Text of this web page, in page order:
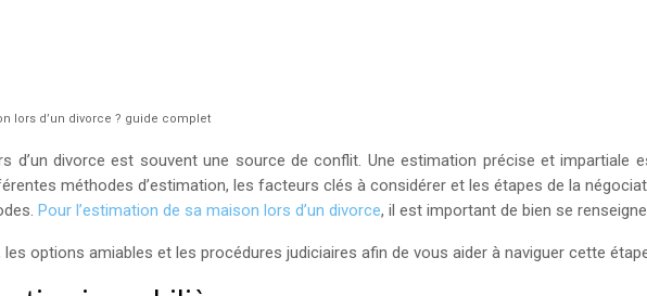
lors d’un divorce ? guide complet
d’un divorce est souvent une source de conflit. Une estimation précise et
méthodes d’estimation, les facteurs clés à considérer et les étapes de la
Pour l’estimation de sa maison lors d’un divorce, il est important de bien se
options amiables et les procédures judiciaires afin de vous aider à naviguer cette